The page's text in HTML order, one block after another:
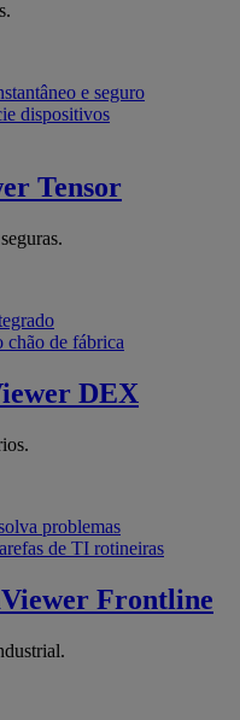
e seguro
dispositivos
Tensor
chão de fábrica
DEX
problemas
de TI rotineiras
Frontline